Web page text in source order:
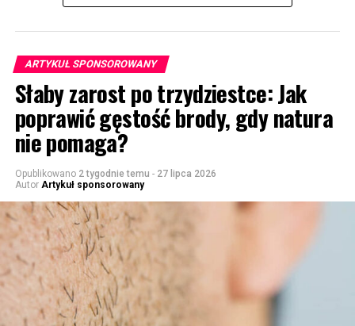
ARTYKUŁ SPONSOROWANY
Słaby zarost po trzydziestce: Jak
poprawić gęstość brody, gdy natura
nie pomaga?
Opublikowano 2 tygodnie temu - 27 lipca 2026
Autor Artykuł sponsorowany